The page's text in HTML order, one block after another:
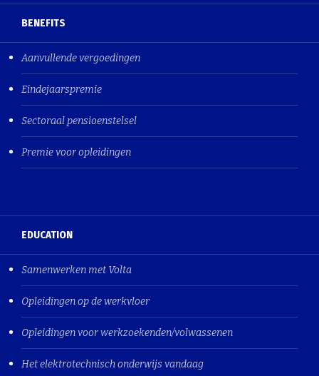
BENEFITS
Aanvullende vergoedingen
Eindejaarspremie
Sectoraal pensioenstelsel
Premie voor opleidingen
EDUCATION
Samenwerken met Volta
Opleidingen op de werkvloer
Opleidingen voor werkzoekenden/volwassenen
Het elektrotechnisch onderwijs vandaag